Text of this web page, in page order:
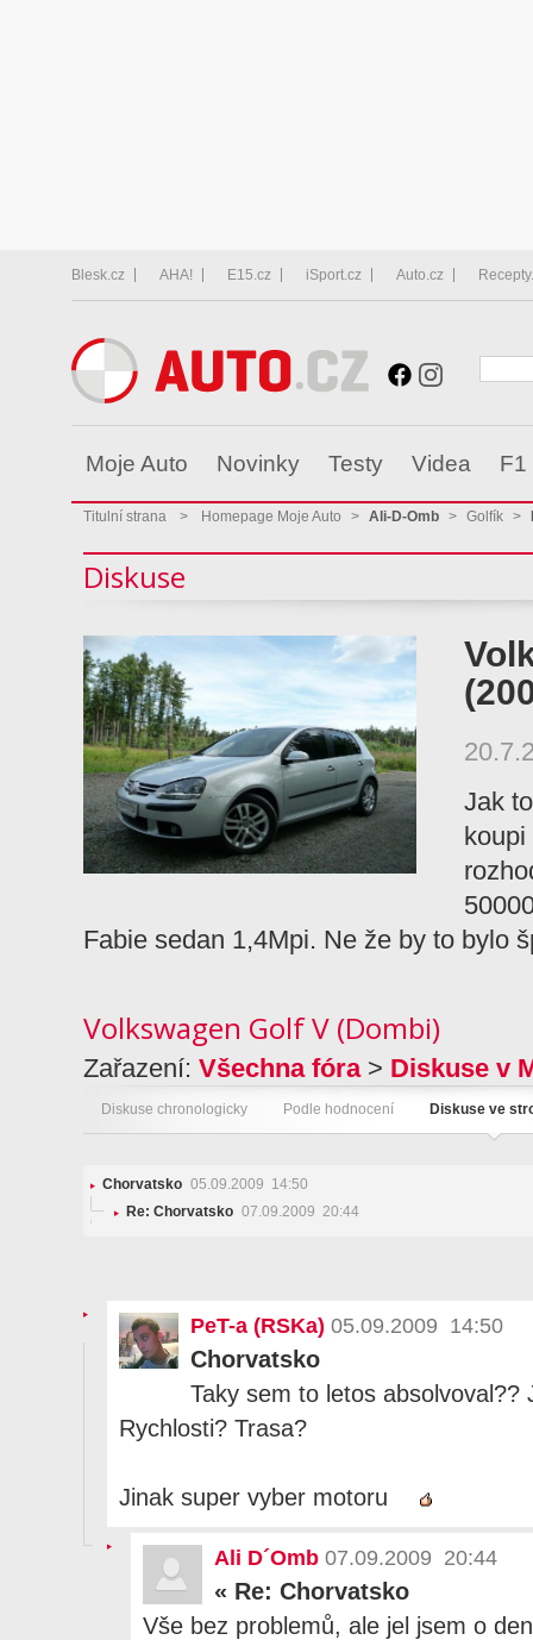
Blesk.cz AHA! E15.cz iSport.cz Auto.cz
Moje Auto Novinky Testy Videa F1
Titulní strana > Homepage Moje Auto > Ali-D-Omb > Golfík >
Diskuse
Jak
koupi
Fabie sedan 1,4Mpi. Ne že by to bylo
Volkswagen Golf V (Dombi)
Zařazení: Všechna fóra> Diskuse v
Diskuse chronologicky Podle hodnocení Diskuse ve
Chorvatsko 05.09.2009 14:50
Re: Chorvatsko 07.09.2009 20:44
PeT-a (RSKa) 05.09.2009 14:50
Chorvatsko
Taky sem to letos absolvoval??
Rychlosti? Trasa?
Jinak super vyber motoru
Ali D´Omb 07.09.2009 20:44
« Re: Chorvatsko
Vše bez problemů, ale jel jsem o